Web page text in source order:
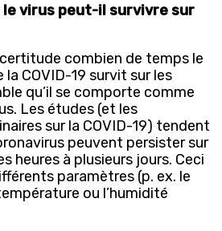
le virus peut-il survivre sur
combien de temps le
COVID-19 survit sur les
qu’il se comporte comme
Les études (et les
sur la COVID-19) tendent
peuvent persister sur
heures à plusieurs jours. Ceci
paramètres (p. ex. le
ou l’humidité